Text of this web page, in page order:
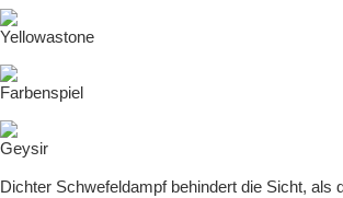
Dichter Schwefeldampf behindert die Sicht, als